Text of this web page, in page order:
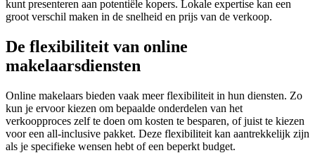
kunt presenteren aan potentiële kopers. Lokale expertise kan een
groot verschil maken in de snelheid en prijs van de verkoop.
De flexibiliteit van online
makelaarsdiensten
Online makelaars bieden vaak meer flexibiliteit in hun diensten. Zo
kun je ervoor kiezen om bepaalde onderdelen van het
verkoopproces zelf te doen om kosten te besparen, of juist te kiezen
voor een all-inclusive pakket. Deze flexibiliteit kan aantrekkelijk zijn
als je specifieke wensen hebt of een beperkt budget.